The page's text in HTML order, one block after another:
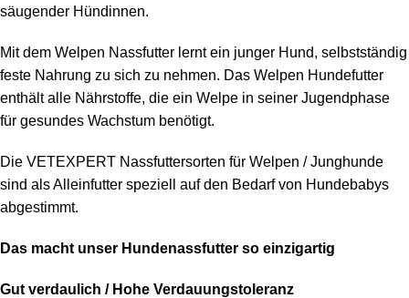
säugender Hündinnen.
Mit dem Welpen Nassfutter lernt ein junger Hund, selbstständig
feste Nahrung zu sich zu nehmen. Das Welpen Hundefutter
enthält alle Nährstoffe, die ein Welpe in seiner Jugendphase
für gesundes Wachstum benötigt.
Die VETEXPERT Nassfuttersorten für Welpen / Junghunde
sind als Alleinfutter speziell auf den Bedarf von Hundebabys
abgestimmt.
Das macht unser Hundenassfutter so einzigartig
Gut verdaulich / Hohe Verdauungstoleranz